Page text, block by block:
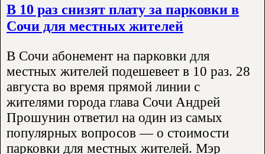
В 10 раз снизят плату за парковки в
Сочи для местных жителей
В Сочи абонемент на парковки для
местных жителей подешевеет в 10 раз. 28
августа во время прямой линии с
жителями города глава Сочи Андрей
Прошунин ответил на один из самых
популярных вопросов — о стоимости
парковки для местных жителей. Мэр